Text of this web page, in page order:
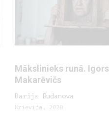
Mākslinieks runā. Igors
Makarēvičs
Darija Budanova
Krievija, 2020